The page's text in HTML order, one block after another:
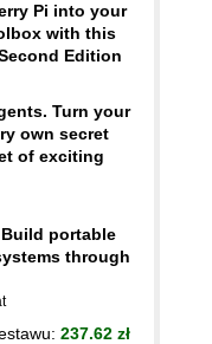
Pi into your
with this
Edition
Turn your
own secret
of exciting
portable
through
237.62 zł